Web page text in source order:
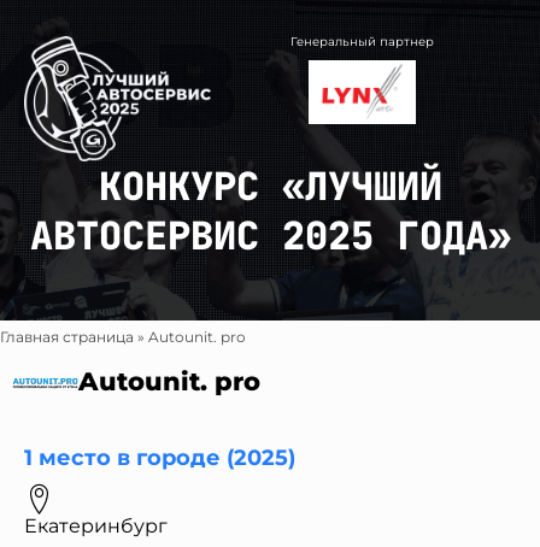
содержимому
Генеральный партнер
КОНКУРС «ЛУЧШИЙ
АВТОСЕРВИС 2025 ГОДА»
Главная страница » Autounit. pro
Autounit. pro
1 место в городе (2025)
Екатеринбург